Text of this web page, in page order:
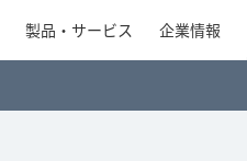
製品・サービス 企業情報